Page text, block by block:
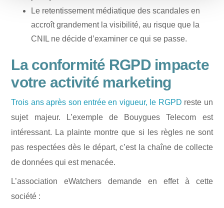
Le retentissement médiatique des scandales en
accroît grandement la visibilité, au risque que la
CNIL ne décide d’examiner ce qui se passe.
La conformité RGPD impacte
votre activité marketing
Trois ans après son entrée en vigueur, le RGPD reste un
sujet majeur. L’exemple de Bouygues Telecom est
intéressant. La plainte montre que si les règles ne sont
pas respectées dès le départ, c’est la chaîne de collecte
de données qui est menacée.
L’association eWatchers demande en effet à cette
société :